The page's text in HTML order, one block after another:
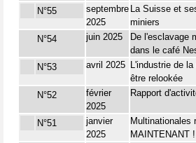
N°55
septembre
2025
La Suisse et
miniers
N°54 juin 2025
De l'esclavage
dans le café
N°53 avril 2025 L'industrie de
être relookée
N°52
février
2025
Rapport
N°51
janvier
2025
Multinationales
MAINTENANT !